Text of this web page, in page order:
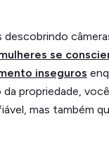
se
inseguros
propriedade,
mas também